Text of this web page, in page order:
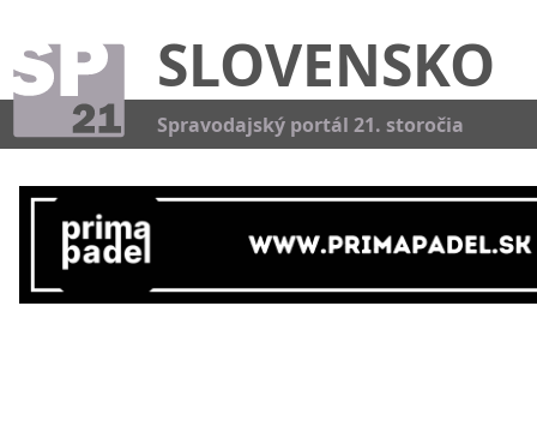
SLOVENSKO
Spravodajský portál 21. storočia